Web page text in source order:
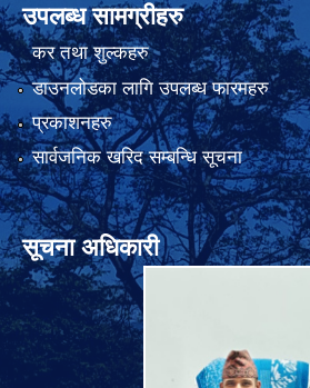
उपलब्ध सामग्रीहरु
कर तथा शुल्कहरु
डाउनलोडका लागि उपलब्ध फारमहरु
प्रकाशनहरु
सार्वजनिक खरिद सम्बन्धि सूचना
सूचना अधिकारी